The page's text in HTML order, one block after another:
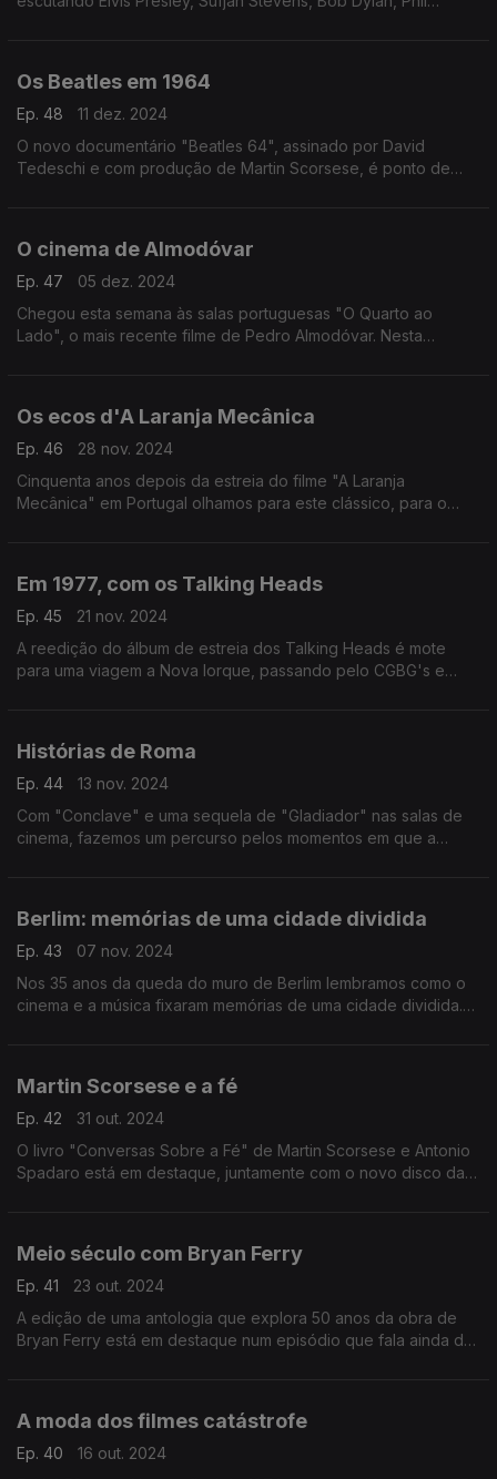
Os Beatles em 1964
Ep. 48
11 dez. 2024
O novo documentário "Beatles 64", assinado por David
Tedeschi e com produção de Martin Scorsese, é ponto de
O cinema de Almodóvar
Ep. 47
05 dez. 2024
Chegou esta semana às salas portuguesas "O Quarto ao
Lado", o mais recente filme de Pedro Almodóvar. Nesta
Os ecos d'A Laranja Mecânica
Ep. 46
28 nov. 2024
Cinquenta anos depois da estreia do filme "A Laranja
Mecânica" em Portugal olhamos para este clássico, para o
Em 1977, com os Talking Heads
Ep. 45
21 nov. 2024
A reedição do álbum de estreia dos Talking Heads é mote
para uma viagem a Nova Iorque, passando pelo CGBG's e
Histórias de Roma
Ep. 44
13 nov. 2024
Com "Conclave" e uma sequela de "Gladiador" nas salas de
cinema, fazemos um percurso pelos momentos em que a
Berlim: memórias de uma cidade dividida
Ep. 43
07 nov. 2024
Nos 35 anos da queda do muro de Berlim lembramos como o
cinema e a música fixaram memórias de uma cidade dividida.
Martin Scorsese e a fé
Ep. 42
31 out. 2024
O livro "Conversas Sobre a Fé" de Martin Scorsese e Antonio
Spadaro está em destaque, juntamente com o novo disco da
Meio século com Bryan Ferry
Ep. 41
23 out. 2024
A edição de uma antologia que explora 50 anos da obra de
Bryan Ferry está em destaque num episódio que fala ainda da
A moda dos filmes catástrofe
Ep. 40
16 out. 2024